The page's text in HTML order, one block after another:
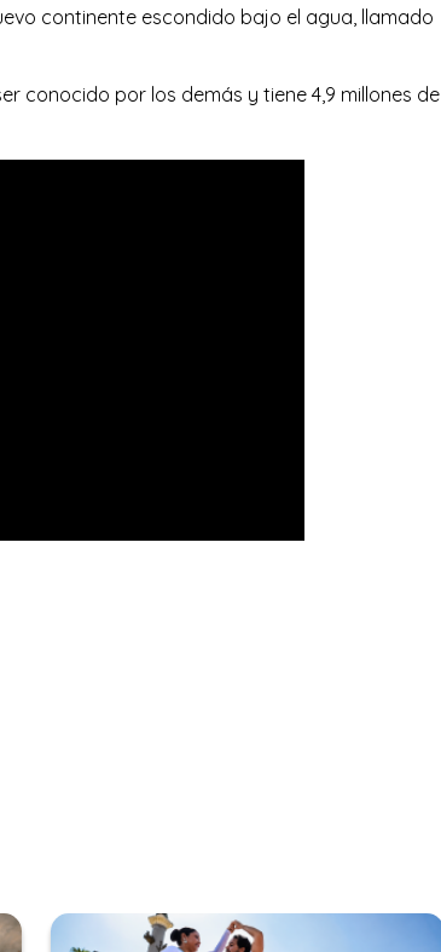
continente escondido bajo el agua, llamado
conocido por los demás y tiene 4,9 millones de